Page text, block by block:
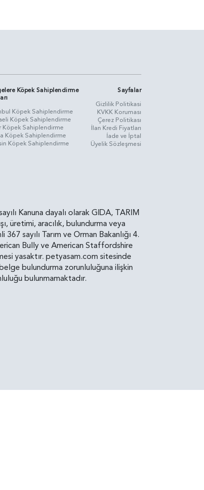
Köpek Sahiplendirme
Köpek Sahiplendirme
Köpek Sahiplendirme
Köpek Sahiplendirme
Köpek Sahiplendirme
Köpek Sahiplendirme
Sayfalar
Gizlilik Politikasi
KVKK Koruması
Çerez Politikası
İlan Kredi Fiyatları
İade ve İptal
Üyelik Sözleşmesi
Kanuna dayalı olarak GIDA, TARIM
üretimi, aracılık, bulundurma veya
sayılı Tarım ve Orman Bakanlığı 4.
Bully ve American Staffordshire
yasaktır. petyasam.com sitesinde
bulundurma zorunluluğuna ilişkin
bulunmamaktadır.